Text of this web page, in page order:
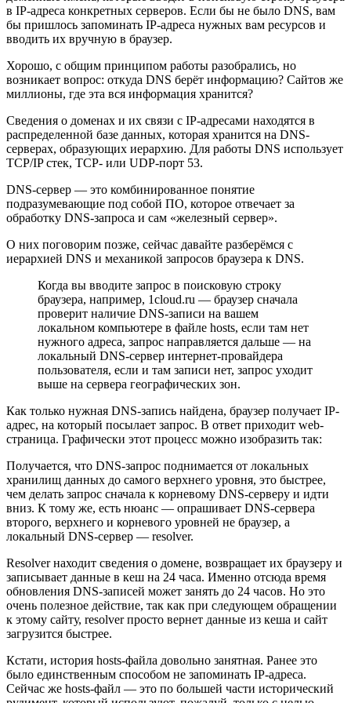
в IP-адреса конкретных серверов. Если бы не было DNS, вам
бы пришлось запоминать IP-адреса нужных вам ресурсов и
вводить их вручную в браузер.
Хорошо, с общим принципом работы разобрались, но
возникает вопрос: откуда DNS берёт информацию? Сайтов же
миллионы, где эта вся информация хранится?
Сведения о доменах и их связи с IP-адресами находятся в
распределенной базе данных, которая хранится на DNS-
серверах, образующих иерархию. Для работы DNS использует
TCP/IP стек, TCP- или UDP-порт 53.
DNS-сервер — это комбинированное понятие
подразумевающие под собой ПО, которое отвечает за
обработку DNS-запроса и сам «железный сервер».
О них поговорим позже, сейчас давайте разберёмся с
иерархией DNS и механикой запросов браузера к DNS.
Когда вы вводите запрос в поисковую строку
браузера, например, 1cloud.ru — браузер сначала
проверит наличие DNS-записи на вашем
локальном компьютере в файле hosts, если там нет
нужного адреса, запрос направляется дальше — на
локальный DNS-сервер интернет-провайдера
пользователя, если и там записи нет, запрос уходит
выше на сервера географических зон.
Как только нужная DNS-запись найдена, браузер получает IP-
адрес, на который посылает запрос. В ответ приходит web-
страница. Графически этот процесс можно изобразить так:
Получается, что DNS-запрос поднимается от локальных
хранилищ данных до самого верхнего уровня, это быстрее,
чем делать запрос сначала к корневому DNS-серверу и идти
вниз. К тому же, есть нюанс — опрашивает DNS-сервера
второго, верхнего и корневого уровней не браузер, а
локальный DNS-сервер — resolver.
Resolver находит сведения о домене, возвращает их браузеру и
записывает данные в кеш на 24 часа. Именно отсюда время
обновления DNS-записей может занять до 24 часов. Но это
очень полезное действие, так как при следующем обращении
к этому сайту, resolver просто вернет данные из кеша и сайт
загрузится быстрее.
Кстати, история hosts-файла довольно занятная. Ранее это
было единственным способом не запоминать IP-адреса.
Сейчас же hosts-файл — это по большей части исторический